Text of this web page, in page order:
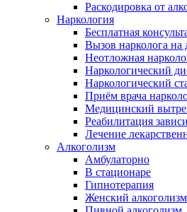
Раскодировка от
Наркология
Бесплатная
Вызов нарколога на
Неотложная
Наркологический
Наркологический
Приём врача
Медицинский
Реабилитация
Лечение
Алкоголизм
Амбулаторно
В стационаре
Гипнотерапия
Женский алкоголизм